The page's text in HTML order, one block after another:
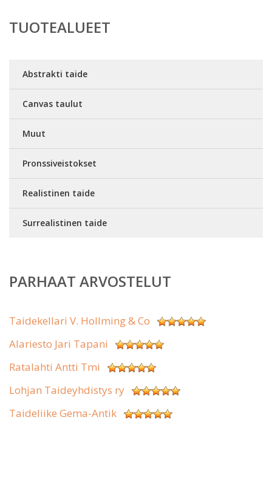
TUOTEALUEET
Abstrakti taide
Canvas taulut
Muut
Pronssiveistokset
Realistinen taide
Surrealistinen taide
PARHAAT ARVOSTELUT
Taidekellari V. Hollming & Co
Alariesto Jari Tapani
Ratalahti Antti Tmi
Lohjan Taideyhdistys ry
Taideliike Gema-Antik